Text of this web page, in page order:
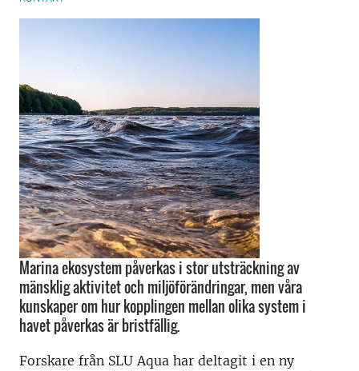
Marina ekosystem påverkas i stor utsträckning av
mänsklig aktivitet och miljöförändringar, men våra
kunskaper om hur kopplingen mellan olika system i
havet påverkas är bristfällig.
Forskare från SLU Aqua har deltagit i en ny